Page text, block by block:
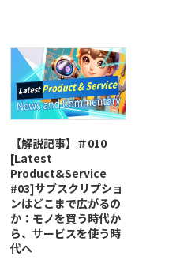
【解説記事】＃010
[Latest
Product&Service
#03]サブスクリプショ
ンはどこまで広がるの
か：モノを買う時代か
ら、サービスを使う時
代へ